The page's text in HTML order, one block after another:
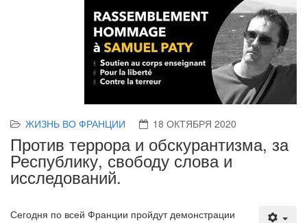
ЖИЗНЬ ВО ФРАНЦИИ 18 ОКТЯБРЯ 2020
Против террора и обскурантизма, за
Республику, свободу слова и
исследований.
Сегодня по всей Франции пройдут демонстрации